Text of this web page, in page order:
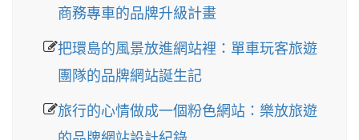
商務專車的品牌升級計畫
把環島的風景放進網站裡：單車玩客旅遊
團隊的品牌網站誕生記
旅行的心情做成一個粉色網站：樂放旅遊